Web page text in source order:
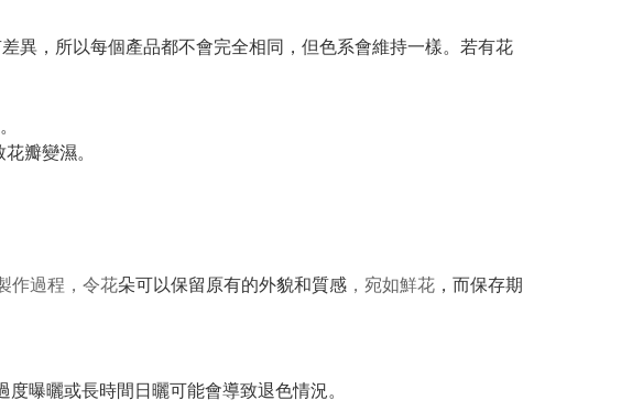
異，所以每個產品都不會完全相同，但色系會維持一樣。若有花
瓣變濕。
作過程，令花朵可以保留原有的外貌和質感 ，宛如鮮花 ，而保存期
曝曬或長時間日曬可能會導致退色情況。